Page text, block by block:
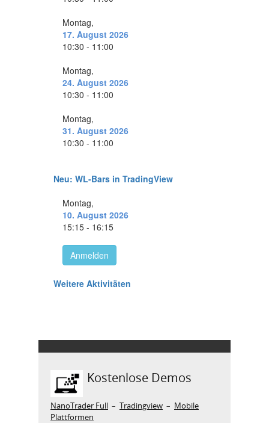
Kostenlose Demos
NanoTrader Full – Tradingview – Mobile
Plattformen